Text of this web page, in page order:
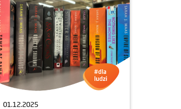
01.12.2025